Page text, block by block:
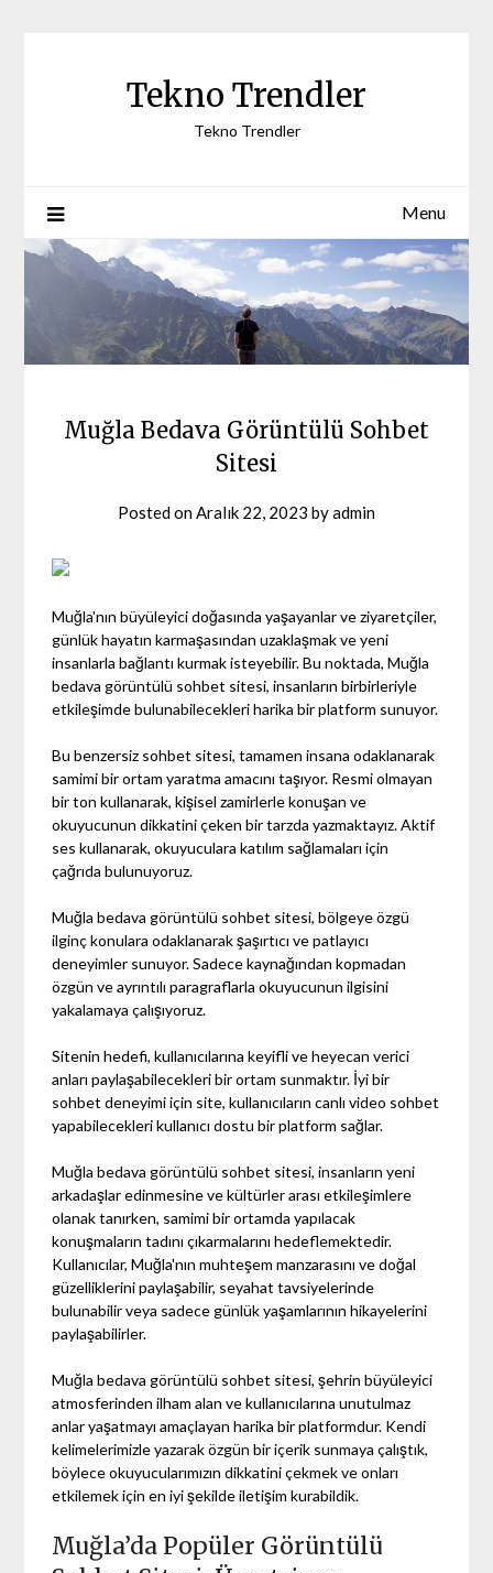
Tekno Trendler
Tekno Trendler
Menu
Muğla Bedava Görüntülü Sohbet
Sitesi
Posted on Aralık 22, 2023 byadmin
Muğla'nın büyüleyici doğasında yaşayanlar ve ziyaretçiler,
günlük hayatın karmaşasından uzaklaşmak ve yeni
insanlarla bağlantı kurmak isteyebilir. Bu noktada, Muğla
bedava görüntülü sohbet sitesi, insanların birbirleriyle
etkileşimde bulunabilecekleri harika bir platform sunuyor.
Bu benzersiz sohbet sitesi, tamamen insana odaklanarak
samimi bir ortam yaratma amacını taşıyor. Resmi olmayan
bir ton kullanarak, kişisel zamirlerle konuşan ve
okuyucunun dikkatini çeken bir tarzda yazmaktayız. Aktif
ses kullanarak, okuyuculara katılım sağlamaları için
çağrıda bulunuyoruz.
Muğla bedava görüntülü sohbet sitesi, bölgeye özgü
ilginç konulara odaklanarak şaşırtıcı ve patlayıcı
deneyimler sunuyor. Sadece kaynağından kopmadan
özgün ve ayrıntılı paragraflarla okuyucunun ilgisini
yakalamaya çalışıyoruz.
Sitenin hedefi, kullanıcılarına keyifli ve heyecan verici
anları paylaşabilecekleri bir ortam sunmaktır. İyi bir
sohbet deneyimi için site, kullanıcıların canlı video sohbet
yapabilecekleri kullanıcı dostu bir platform sağlar.
Muğla bedava görüntülü sohbet sitesi, insanların yeni
arkadaşlar edinmesine ve kültürler arası etkileşimlere
olanak tanırken, samimi bir ortamda yapılacak
konuşmaların tadını çıkarmalarını hedeflemektedir.
Kullanıcılar, Muğla'nın muhteşem manzarasını ve doğal
güzelliklerini paylaşabilir, seyahat tavsiyelerinde
bulunabilir veya sadece günlük yaşamlarının hikayelerini
paylaşabilirler.
Muğla bedava görüntülü sohbet sitesi, şehrin büyüleyici
atmosferinden ilham alan ve kullanıcılarına unutulmaz
anlar yaşatmayı amaçlayan harika bir platformdur. Kendi
kelimelerimizle yazarak özgün bir içerik sunmaya çalıştık,
böylece okuyucularımızın dikkatini çekmek ve onları
etkilemek için en iyi şekilde iletişim kurabildik.
Muğla’da Popüler Görüntülü